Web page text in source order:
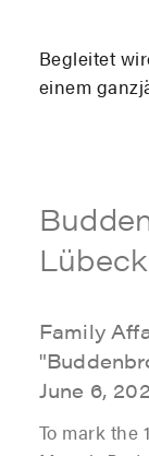
Begleitet
einem
Lübeck
Family
June 6,
To mark the